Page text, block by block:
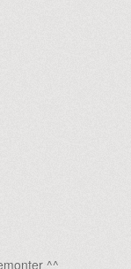
^^